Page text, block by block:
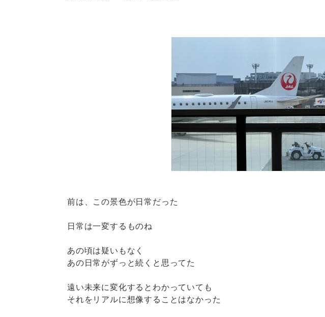
前は、この景色が日常だった
日常は一変するものね
あの頃は疑いもなく
あの日常がずっと続くと思ってた
遠い未来に変化するとわかっていても
それをリアルに想像することはなかった